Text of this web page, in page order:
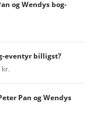
og Wendys bog-
eventyr billigst?
kr.
Pan og Wendys